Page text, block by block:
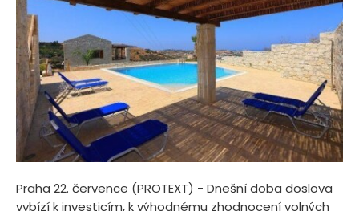
Praha 22. července (PROTEXT) - Dnešní doba doslova
vybízí k investicím, k výhodnému zhodnocení volných